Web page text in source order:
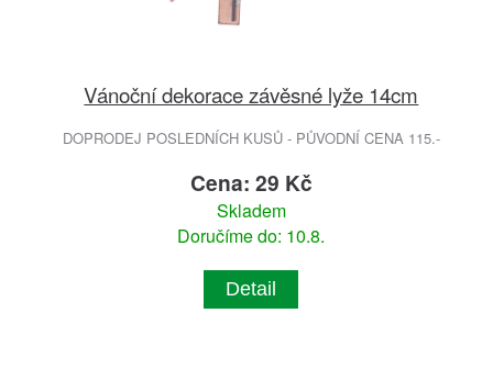
Vánoční dekorace závěsné lyže 14cm
DOPRODEJ POSLEDNÍCH KUSŮ - PŮVODNÍ CENA 115.-
Cena: 29 Kč
Skladem
Doručíme do: 10.8.
Detail